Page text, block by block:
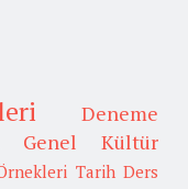
Deneme
Genel Kültür
Tarih Ders